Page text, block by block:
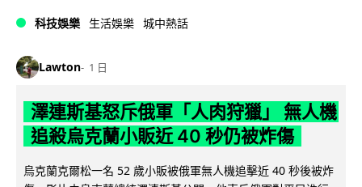
科技娛樂 生活娛樂 城中熱話
Lawton 1 日
澤連斯基怒斥俄軍「人肉狩獵」 無人機
追殺烏克蘭小販近 40 秒仍被炸傷
烏克蘭克爾松一名 52 歲小販被俄軍無人機追擊近 40 秒後被炸